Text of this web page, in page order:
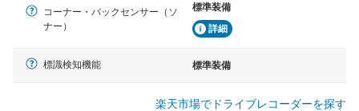
コーナー・バックセンサー（ソ
ナー）
標準装備
詳細
標識検知機能 標準装備
楽天市場でドライブレコーダーを探す